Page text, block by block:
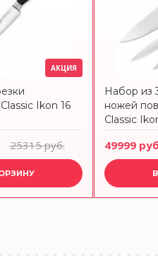
АКЦИЯ
Ikon 16
25315 руб.
Набор из
ножей
Classic
49999